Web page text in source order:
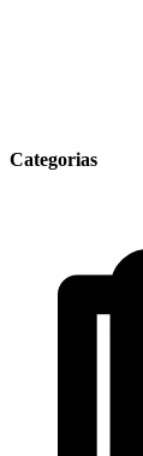
Categorias